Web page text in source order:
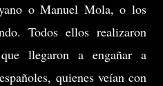
o Manuel Mola, o los
Todos ellos realizaron
llegaron a engañar a
quienes veían con